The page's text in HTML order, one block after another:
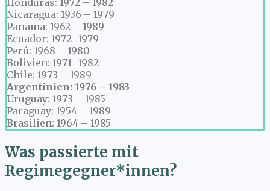
Honduras: 1972 – 1982
Nicaragua: 1936 – 1979
Panama: 1962 – 1989
Ecuador: 1972 -1979
Perú: 1968 – 1980
Bolivien: 1971- 1982
Chile: 1973 – 1989
Argentinien: 1976 – 1983
Uruguay: 1973 – 1985
Paraguay: 1954 – 1989
Brasilien: 1964 – 1985
Was passierte mit
Regimegegner*innen?